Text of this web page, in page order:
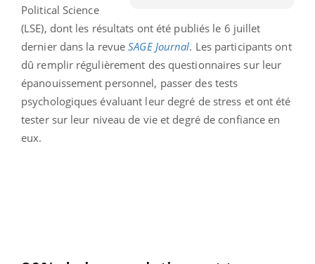
Political Science
(LSE), dont les résultats ont été publiés le 6 juillet
dernier dans la revueSAGE Journal. Les participants ont
dû remplir régulièrement des questionnaires sur leur
épanouissement personnel, passer des tests
psychologiques évaluant leur degré de stress et ont été
tester sur leur niveau de vie et degré de confiance en
eux.